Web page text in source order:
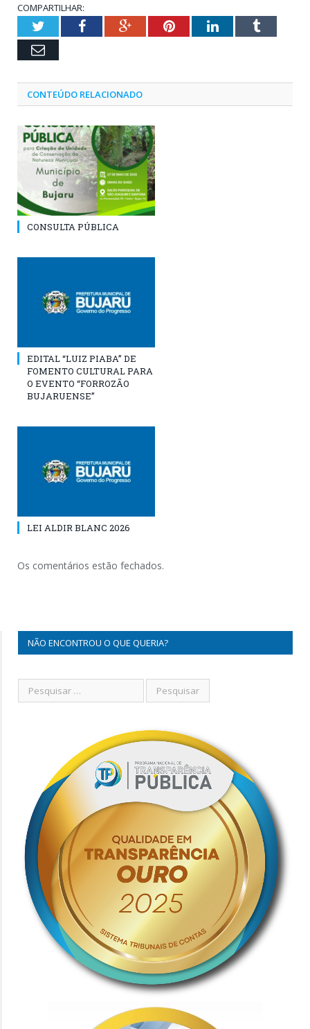
COMPARTILHAR:
TwitterFacebookGoogle+PinterestLinkedInTumblr
Email
CONTEÚDO RELACIONADO
CONSULTA PÚBLICA
EDITAL “LUIZ PIABA” DE
FOMENTO CULTURAL PARA
O EVENTO “FORROZÃO
BUJARUENSE”
LEI ALDIR BLANC 2026
Os comentários estão fechados.
NÃO ENCONTROU O QUE QUERIA?